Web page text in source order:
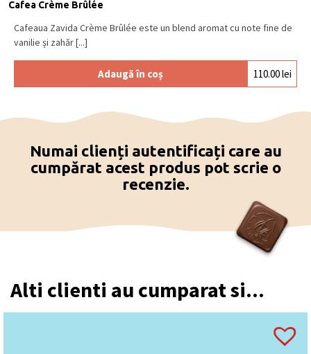
Cafea Crème Brûlée
Cafeaua Zavida Crème Brûlée este un blend aromat cu note fine de
vanilie și zahăr [...]
Adaugă în coș 110.00lei
Numai clienți autentificați care au
cumpărat acest produs pot scrie o
recenzie.
Alti clienti au cumparat si...